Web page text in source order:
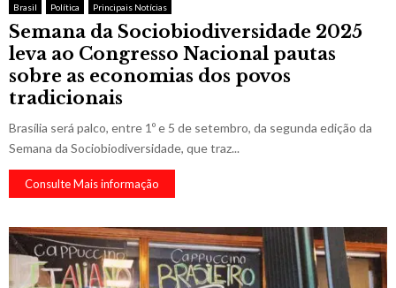
Brasil Política Principais Notícias
Semana da Sociobiodiversidade 2025
leva ao Congresso Nacional pautas
sobre as economias dos povos
tradicionais
Brasília será palco, entre 1º e 5 de setembro, da segunda edição da
Semana da Sociobiodiversidade, que traz...
Consulte Mais informação